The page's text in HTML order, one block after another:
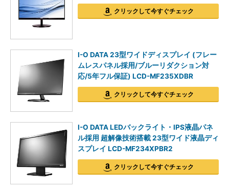
クリックして今すぐチェック
I-O DATA 23型ワイドディスプレイ (フレー
ムレスパネル採用/ブルーリダクション対
応/5年フル保証) LCD-MF235XDBR
クリックして今すぐチェック
I-O DATA LEDバックライト・IPS液晶パネ
ル採用 超解像技術搭載 23型ワイド液晶ディ
スプレイ LCD-MF234XPBR2
クリックして今すぐチェック